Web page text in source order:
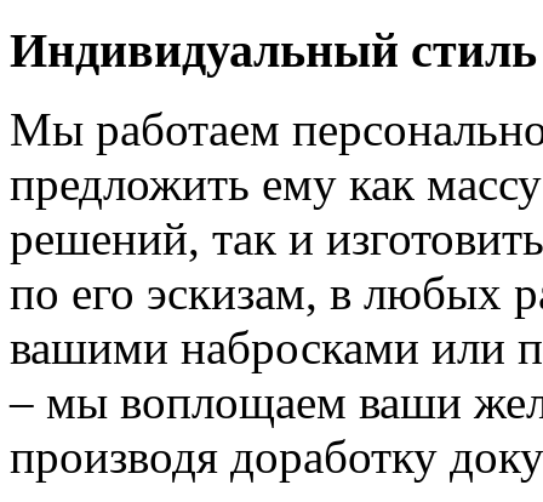
Индивидуальный стиль
Мы работаем
предложить ему как
решений, так и
по его эскизам, в любых
вашими набросками или
– мы воплощаем ваши
производя доработку